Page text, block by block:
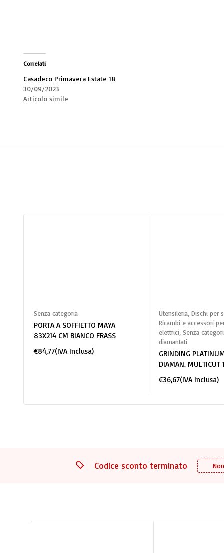
Correlati
Casadeco Primavera Estate 18
30/09/2023
Articolo simile
Aggiungi al carrello
Senza categoria
PORTA A SOFFIETTO MAYA
83X214 CM BIANCO FRASS
€84,77(IVA Inclusa)
Aggiungi al
Utensileria Dischi per
Ricambi e accessori
elettrici, Senza
diamantati
GRINDING
DIAMAN. MULTICUT
€36,67(IVA Inclusa)
Codice sconto terminato